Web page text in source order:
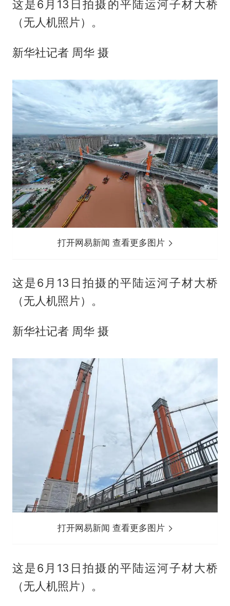
这是6月13日拍摄的平陆运河子材大桥
（无人机照片）。
新华社记者 周华 摄
打开网易新闻 查看更多图片
这是6月13日拍摄的平陆运河子材大桥
（无人机照片）。
新华社记者 周华 摄
打开网易新闻 查看更多图片
这是6月13日拍摄的平陆运河子材大桥
（无人机照片）。